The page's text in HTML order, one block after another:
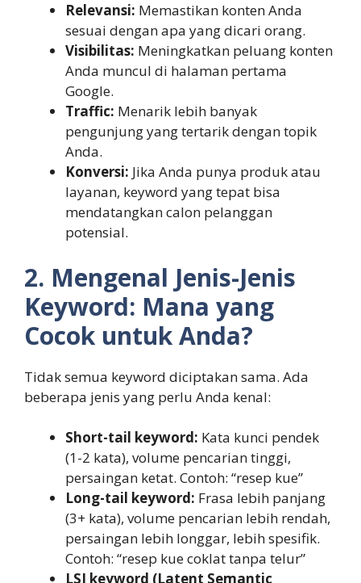
Relevansi: Memastikan konten Anda
sesuai dengan apa yang dicari orang.
Visibilitas: Meningkatkan peluang konten
Anda muncul di halaman pertama
Google.
Traffic: Menarik lebih banyak
pengunjung yang tertarik dengan topik
Anda.
Konversi: Jika Anda punya produk atau
layanan, keyword yang tepat bisa
mendatangkan calon pelanggan
potensial.
2. Mengenal Jenis-Jenis
Keyword: Mana yang
Cocok untuk Anda?
Tidak semua keyword diciptakan sama. Ada
beberapa jenis yang perlu Anda kenal:
Short-tail keyword: Kata kunci pendek
(1-2 kata), volume pencarian tinggi,
persaingan ketat. Contoh: “resep kue”
Long-tail keyword: Frasa lebih panjang
(3+ kata), volume pencarian lebih rendah,
persaingan lebih longgar, lebih spesifik.
Contoh: “resep kue coklat tanpa telur”
LSI keyword (Latent Semantic